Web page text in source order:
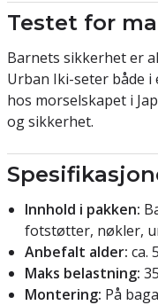
Testet for
Barnets sikkerhet er
Urban Iki-seter både
hos morselskapet i
og sikkerhet.
Innhold i pakken:
fotstøtter, nøkler,
Anbefalt alder: ca.
Maks belastning:
Montering: På